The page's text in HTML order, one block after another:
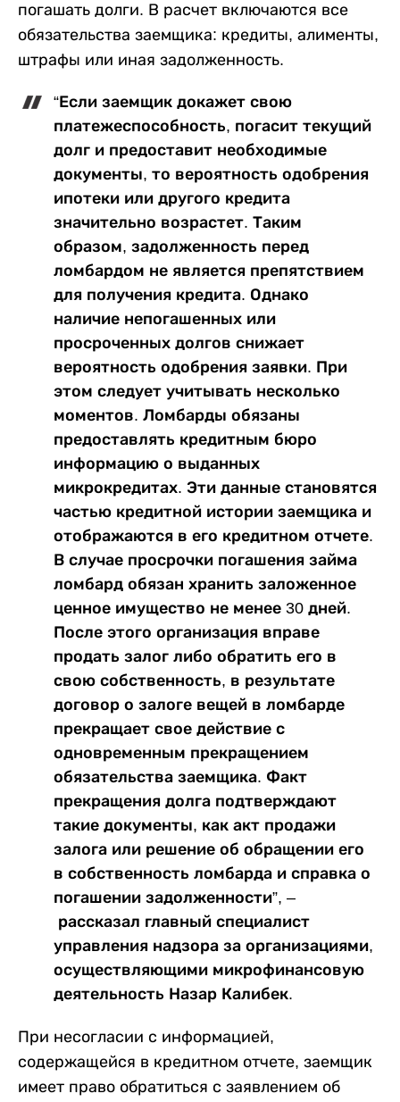
погашать долги. В расчет включаются все
обязательства заемщика: кредиты, алименты,
штрафы или иная задолженность.
“Если заемщик докажет свою
платежеспособность, погасит текущий
долг и предоставит необходимые
документы, то вероятность одобрения
ипотеки или другого кредита
значительно возрастет. Таким
образом, задолженность перед
ломбардом не является препятствием
для получения кредита. Однако
наличие непогашенных или
просроченных долгов снижает
вероятность одобрения заявки. При
этом следует учитывать несколько
моментов. Ломбарды обязаны
предоставлять кредитным бюро
информацию о выданных
микрокредитах. Эти данные становятся
частью кредитной истории заемщика и
отображаются в его кредитном отчете.
В случае просрочки погашения займа
ломбард обязан хранить заложенное
ценное имущество не менее 30 дней.
После этого организация вправе
продать залог либо обратить его в
свою собственность, в результате
договор о залоге вещей в ломбарде
прекращает свое действие с
одновременным прекращением
обязательства заемщика. Факт
прекращения долга подтверждают
такие документы, как акт продажи
залога или решение об обращении его
в собственность ломбарда и справка о
погашении задолженности”, –
рассказал главный специалист
управления надзора за организациями,
осуществляющими микрофинансовую
деятельность Назар Калибек.
При несогласии с информацией,
содержащейся в кредитном отчете, заемщик
имеет право обратиться с заявлением об